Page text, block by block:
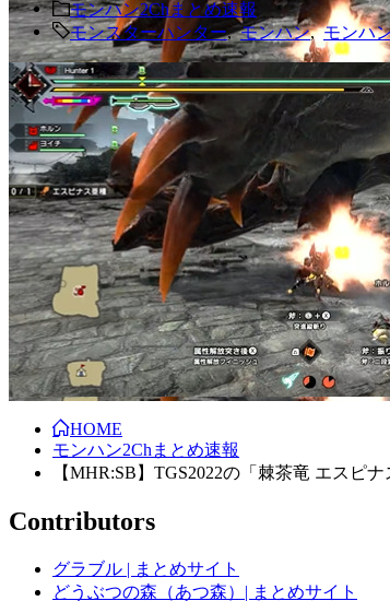
モンハン2Chまとめ速報
モンスターハンター,モンハン,モンハ
HOME
モンハン2Chまとめ速報
【MHR:SB】TGS2022の「棘茶竜 エス
Contributors
グラブル | まとめサイト
どうぶつの森（あつ森）| まとめサイト